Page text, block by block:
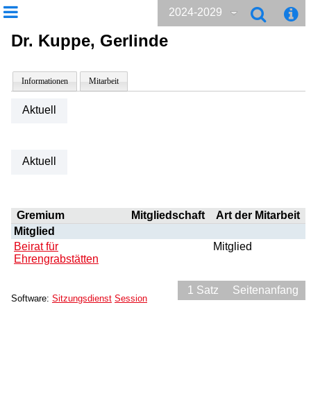
2024-2029
Dr. Kuppe, Gerlinde
Informationen Mitarbeit
Aktuell
Aktuell
Gremium Mitgliedschaft
Art der Mitarbeit
Mitglied
Beirat für
Ehrengrabstätten
Mitglied
1 Satz Seitenanfang
Software: Sitzungsdienst Session